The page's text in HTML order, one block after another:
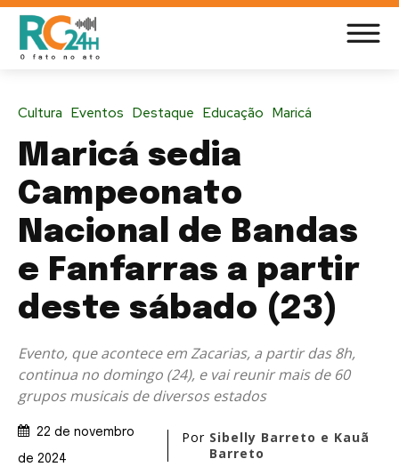
Cultura Eventos Destaque Educação Maricá
Maricá sedia
Campeonato
Nacional de Bandas
e Fanfarras a partir
deste sábado (23)
Evento, que acontece em Zacarias, a partir das 8h,
continua no domingo (24), e vai reunir mais de 60
grupos musicais de diversos estados
22 de novembro
de 2024
Por Sibelly Barreto e Kauã
Barreto